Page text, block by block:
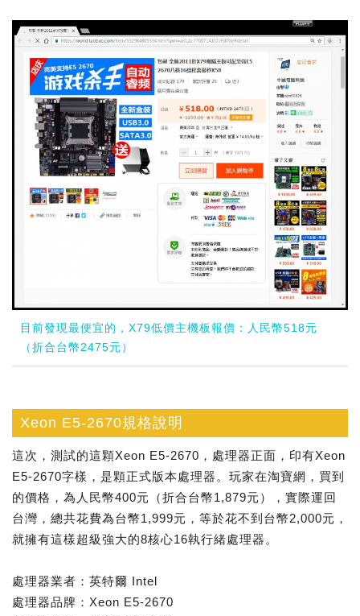
目前發現最便宜的，X79低價主機板報價：人民幣518元
（折合台幣2475元）
Xeon E5-2670規格說明
這次，測試的這顆Xeon E5-2670，處理器正面，印有Xeon
E5-2670字樣，是顆正式版本處理器。玩家在淘寶網，買到
的價格，為人民幣400元（折合台幣1,879元），實際運回
台灣，總共花費為台幣1,999元，等於花不到台幣2,000元，
就擁有這樣超級強大的8核心16執行緒處理器。
處理器業者：英特爾 Intel
處理器品牌：Xeon E5-2670